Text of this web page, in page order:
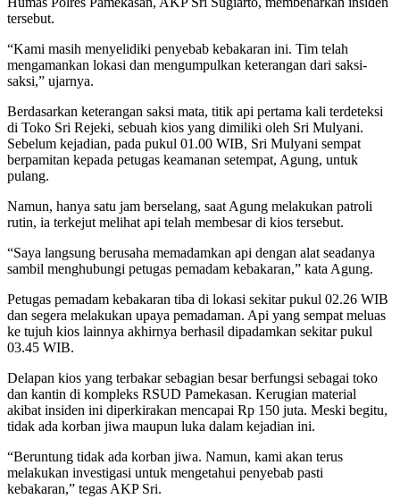
tersebut.
“Kami masih menyelidiki penyebab kebakaran ini. Tim telah
mengamankan lokasi dan mengumpulkan keterangan dari saksi-
saksi,” ujarnya.
Berdasarkan keterangan saksi mata, titik api pertama kali terdeteksi
di Toko Sri Rejeki, sebuah kios yang dimiliki oleh Sri Mulyani.
Sebelum kejadian, pada pukul 01.00 WIB, Sri Mulyani sempat
berpamitan kepada petugas keamanan setempat, Agung, untuk
pulang.
Namun, hanya satu jam berselang, saat Agung melakukan patroli
rutin, ia terkejut melihat api telah membesar di kios tersebut.
“Saya langsung berusaha memadamkan api dengan alat seadanya
sambil menghubungi petugas pemadam kebakaran,” kata Agung.
Petugas pemadam kebakaran tiba di lokasi sekitar pukul 02.26 WIB
dan segera melakukan upaya pemadaman. Api yang sempat meluas
ke tujuh kios lainnya akhirnya berhasil dipadamkan sekitar pukul
03.45 WIB.
Delapan kios yang terbakar sebagian besar berfungsi sebagai toko
dan kantin di kompleks RSUD Pamekasan. Kerugian material
akibat insiden ini diperkirakan mencapai Rp 150 juta. Meski begitu,
tidak ada korban jiwa maupun luka dalam kejadian ini.
“Beruntung tidak ada korban jiwa. Namun, kami akan terus
melakukan investigasi untuk mengetahui penyebab pasti
kebakaran,” tegas AKP Sri.